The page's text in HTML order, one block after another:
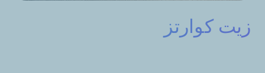
زيت كوارتز